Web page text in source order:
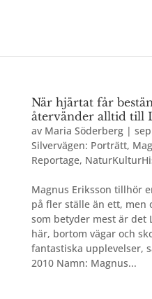
När hjärtat får
återvänder alltid till
av Maria Söderberg|
Silvervägen: Porträtt,
Reportage,
Magnus Eriksson tillhör
på fler ställe än ett, men
som betyder mest är det
här, bortom vägar och
fantastiska upplevelser,
2010 Namn: Magnus...